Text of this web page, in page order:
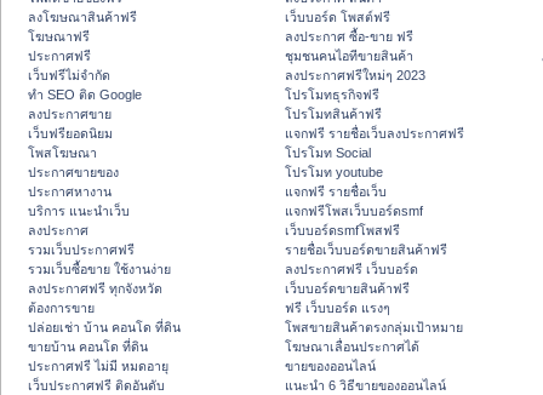
ลงโฆษณาสินค้าฟรี
โฆษณาฟรี
ประกาศฟรี
เว็บฟรีไม่จำกัด
ทำ SEO ติด Google
ลงประกาศขาย
เว็บฟรียอดนิยม
โพสโฆษณา
ประกาศขายของ
ประกาศหางาน
บริการ แนะนำเว็บ
ลงประกาศ
รวมเว็บประกาศฟรี
รวมเว็บซื้อขาย ใช้งานง่าย
ลงประกาศฟรี ทุกจังหวัด
ต้องการขาย
ปล่อยเช่า บ้าน คอนโด ที่ดิน
ขายบ้าน คอนโด ที่ดิน
ประกาศฟรี ไม่มี หมดอายุ
เว็บประกาศฟรี ติดอันดับ
เว็บบอร์ด โพสต์ฟรี
ลงประกาศ ซื้อ-ขาย ฟรี
ชุมชนคนไอทีขายสินค้า
ลงประกาศฟรีใหม่ๆ 2023
โปรโมทธุรกิจฟรี
โปรโมทสินค้าฟรี
แจกฟรี รายชื่อเว็บลงประกาศฟรี
โปรโมท Social
โปรโมท youtube
แจกฟรี รายชื่อเว็บ
แจกฟรีโพสเว็บบอร์ดsmf
เว็บบอร์ดsmfโพสฟรี
รายชื่อเว็บบอร์ดขายสินค้าฟรี
ลงประกาศฟรี เว็บบอร์ด
เว็บบอร์ดขายสินค้าฟรี
ฟรี เว็บบอร์ด แรงๆ
โพสขายสินค้าตรงกลุ่มเป้าหมาย
โฆษณาเลื่อนประกาศได้
ขายของออนไลน์
แนะนำ 6 วิธีขายของออนไลน์